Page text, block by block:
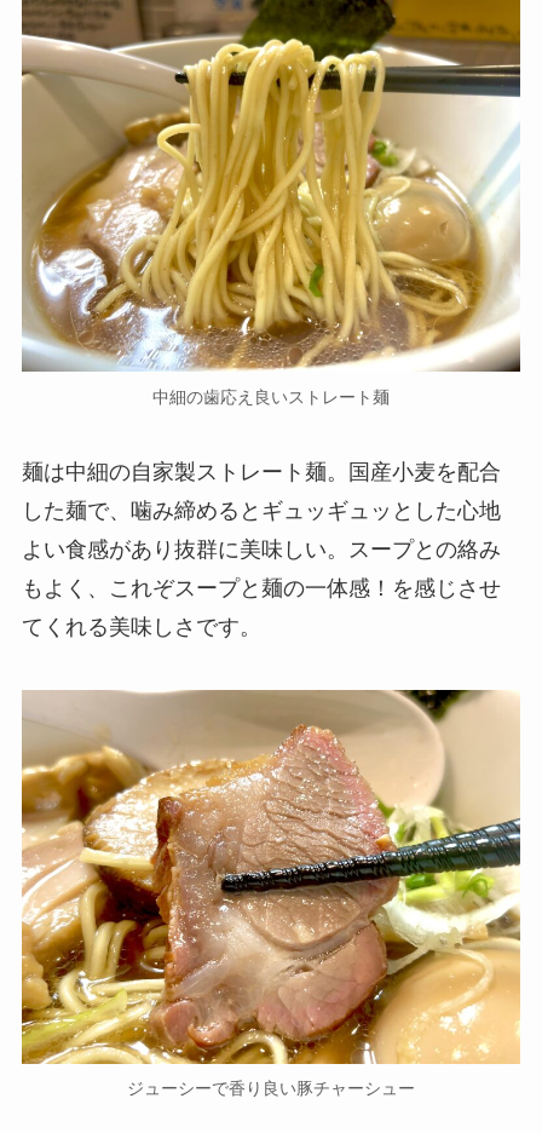
中細の歯応え良いストレート麺
麺は中細の自家製ストレート麺。国産小麦を配合
した麺で、噛み締めるとギュッギュッとした心地
よい食感があり抜群に美味しい。スープとの絡み
もよく、これぞスープと麺の一体感！を感じさせ
てくれる美味しさです。
ジューシーで香り良い豚チャーシュー